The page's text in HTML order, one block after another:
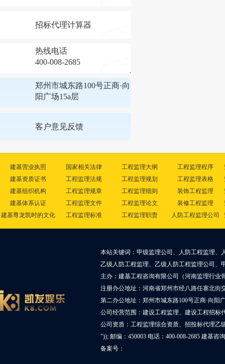
招标代理计算器
热线电话
400-008-2685
郑州市城东路100号正商·向
阳广场15a层
客户意见反馈
建基营业执照
建基资质证书
建基组织机构
建基体系认证
建基尊龙凯时的文化
国家相关法律
工程监理法规
工程监理规章
工程监理文件
工程监理标准
工程监理大纲
工程监理规划
工程监理细则
工程监理论文
工程监理职责
工程监理程序
工程监理表格
装饰工程监理
装修工程监理
人防工程监理公司
本站关键词：甲级监理公司、人防工程监理、
乙级人防工程监理、乙级人防工程监理公司、
主办：建基工程咨询有限公司（河南监理行业
注册办公地址：河南省郑州市经八路任寨北街
第二办公地址：郑州市城东路100号正商·向阳
公司经营范围：建设工程监理、建设工程招标
公司资质：工程监理综合资质、招投标代理乙
")); 邮编：450003 电话：400-008-2685 建基咨
备案号：